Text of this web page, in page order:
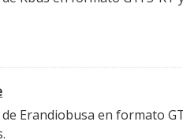
Erandiobusa en formato